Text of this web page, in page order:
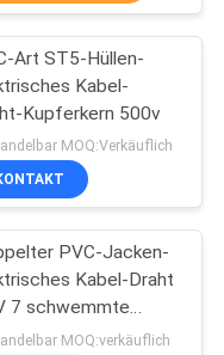
197
Art ST5-Hüllen-
Kabel-
Kupferkern 500v
MOQ:Verkäuflich
PVC-Jacken-
Kabel-Draht
7 schwemmte
an
MOQ:verkäuflich